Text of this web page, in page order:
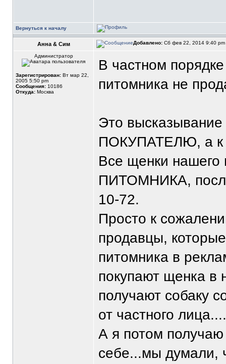
Вернуться к началу
Анна & Сим Добавлено: Сб фев 22, 2014 9:40 pm
Администратор
Зарегистрирован: Вт мар 22,
2005 5:50 pm
Сообщения: 10186
Откуда: Москва
В частном
питомника не
Это
ПОКУПАТЕЛЮ, а
Все щенки нашего
ПИТОМНИКА,
10-72.
Просто к
продавцы,
питомника в
покупают щенка в
получают собаку
от частного лица....
А я потом получаю
себе...мы думали,